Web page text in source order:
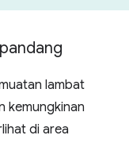
lambat
kemungkinan
di area